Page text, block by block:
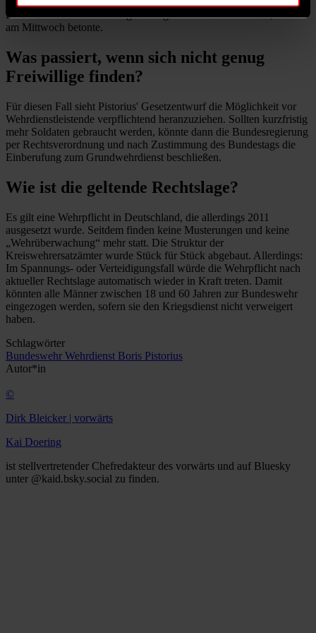
Personalbedarf auf freiwilligem Wege erreicht werden kann, wie er
am Mittwoch betonte.
Was passiert, wenn sich nicht genug
Freiwillige finden?
Für diesen Fall sieht Pistorius' Gesetzentwurf die Möglichkeit vor
Wehrdienstleistende verpflichtend heranzuziehen. Sollten kurzfristig
mehr Soldaten gebraucht werden, könnte dann die Bundesregierung
per Rechtsverordnung und nach Zustimmung des Bundestags die
Einberufung zum Grundwehrdienst beschließen.
Wie ist die geltende Rechtslage?
Es gilt eine Wehrpflicht in Deutschland, die allerdings 2011
ausgesetzt wurde. Seitdem finden keine Musterungen und keine
„Wehrüberwachung“ mehr statt. Die Struktur der
Kreiswehrersatzämter wurde Stück für Stück abgebaut. Allerdings:
Im Spannungs- oder Verteidigungsfall würde die Wehrpflicht nach
aktueller Rechtslage automatisch wieder in Kraft treten. Damit
könnten alle Männer zwischen 18 und 60 Jahren zur Bundeswehr
eingezogen werden, sofern sie den Kriegsdienst nicht verweigert
haben.
Schlagwörter
Bundeswehr Wehrdienst Boris Pistorius
Autor*in
©
Dirk Bleicker | vorwärts
Kai Doering
ist stellvertretender Chefredakteur des vorwärts und auf Bluesky
unter @kaid.bsky.social zu finden.